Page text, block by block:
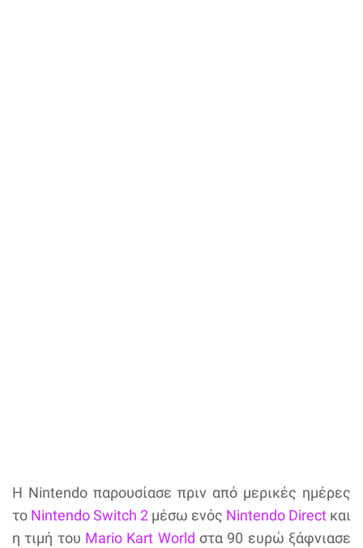
Η Nintendo παρουσίασε πριν από μερικές ημέρες
το Nintendo Switch 2 μέσω ενός Nintendo Direct και
η τιμή του Mario Kart World στα 90 ευρώ ξάφνιασε